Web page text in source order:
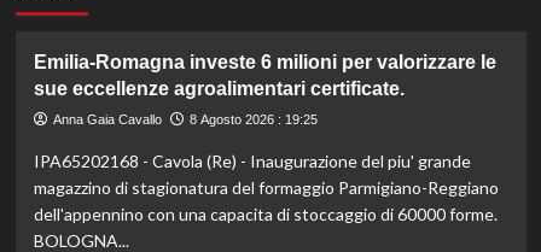
Emilia-Romagna investe 6 milioni per valorizzare le
sue eccellenze agroalimentari certificate.
Anna Gaia Cavallo 8 Agosto 2026 : 19:25
IPA65202168 - Cavola (Re) - Inaugurazione del piu' grande
magazzino di stagionatura del formaggio Parmigiano-Reggiano
dell'appennino con una capacita di stoccaggio di 60000 forme.
BOLOGNA...